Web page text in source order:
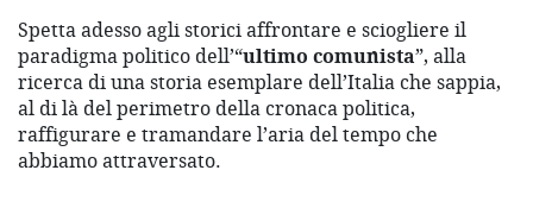
Spetta adesso agli storici affrontare e sciogliere il
paradigma politico dell’“ultimo comunista”, alla
ricerca di una storia esemplare dell’Italia che sappia,
al di là del perimetro della cronaca politica,
raffigurare e tramandare l’aria del tempo che
abbiamo attraversato.